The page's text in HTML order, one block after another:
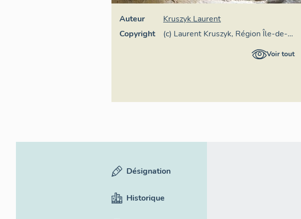
Auteur
Kruszyk Laurent
Copyright
(c) Laurent Kruszyk, Région Île-de-
Voir tout
Désignation
Historique